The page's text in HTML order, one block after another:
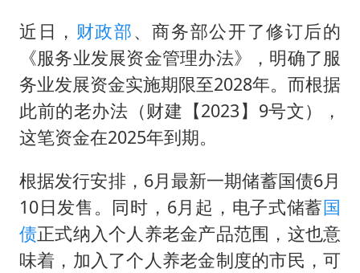
近日， 财政部、商务部公开了修订后的
《服务业发展资金管理办法》，明确了服
务业发展资金实施期限至2028年。而根据
此前的老办法（财建【2023】9号文），
这笔资金在2025年到期。
根据发行安排，6月最新一期储蓄国债6月
10日发售。同时，6月起，电子式储蓄国
债正式纳入个人养老金产品范围，这也意
味着，加入了个人养老金制度的市民，可